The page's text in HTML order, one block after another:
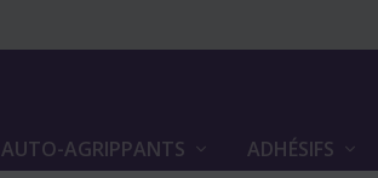
AUTO-AGRIPPANTS ADHÉSIFS